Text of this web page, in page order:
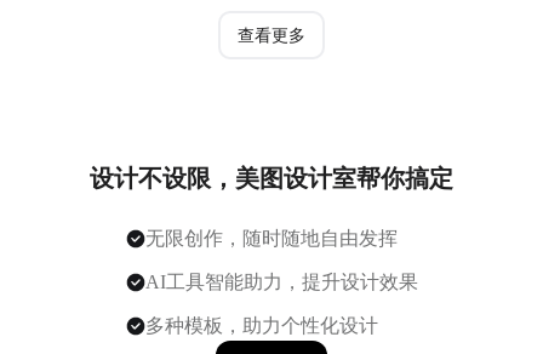
查看更多
设计不设限，美图设计室帮你搞定
无限创作，随时随地自由发挥
AI工具智能助力，提升设计效果
多种模板，助力个性化设计